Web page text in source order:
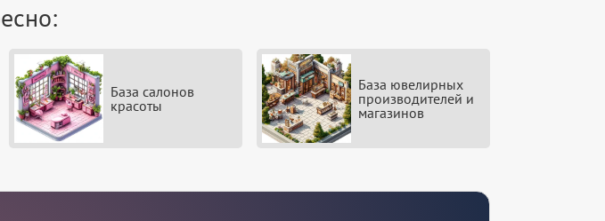
База салонов
красоты
База ювелирных
производителей и
магазинов